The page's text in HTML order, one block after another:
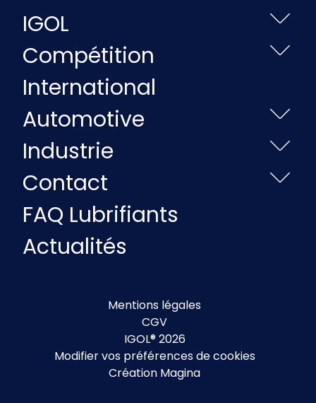
IGOL
Compétition
International
Automotive
Industrie
Contact
FAQ Lubrifiants
Actualités
Mentions légales
CGV
IGOL® 2026
Modifier vos préférences de cookies
Création Magina